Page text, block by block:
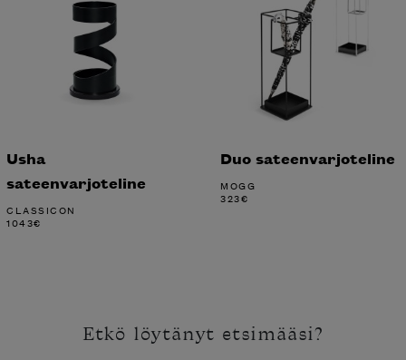
Usha
sateenvarjoteline
CLASSICON
1043€
Duo sateenvarjoteline
MOGG
323€
Etkö löytänyt etsimääsi?